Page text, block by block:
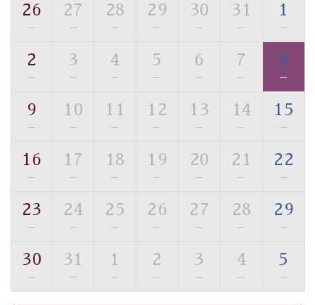
の効果が高い、極めて希有な源泉です。身も心も癒され
■お座敷風呂（大浴場）
温泉の成分に合わせ、防菌防カビの特殊素材の畳を使
用。 足元が柔らかく、そして滑りにくい畳のお風呂で
す。
※男性大浴場までのご移動には階段がございます。 予め
■貸切温泉風呂 （40分2000円）
む貸切温泉風呂です。ゆったりといやされるプライベー
トな空間をお愉しみください。
【旅】
26
—
27
—
28
—
29
—
30
—
31
—
1
—
2
—
3
—
4
—
5
—
6
—
7
—
8
—
9
—
10
—
11
—
12
—
13
—
14
—
15
—
16
—
17
—
18
—
19
—
20
—
21
—
22
—
23
—
24
—
25
—
26
—
27
—
28
—
29
—
30
—
31
—
1
—
2
—
3
—
4
—
5
—